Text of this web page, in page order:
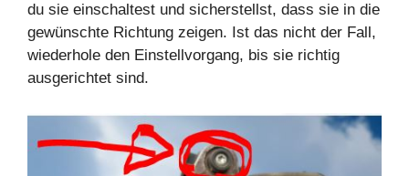
du sie einschaltest und sicherstellst, dass sie in die
gewünschte Richtung zeigen. Ist das nicht der Fall,
wiederhole den Einstellvorgang, bis sie richtig
ausgerichtet sind.